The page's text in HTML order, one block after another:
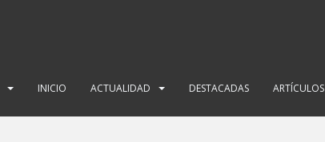
INICIO ACTUALIDAD DESTACADAS